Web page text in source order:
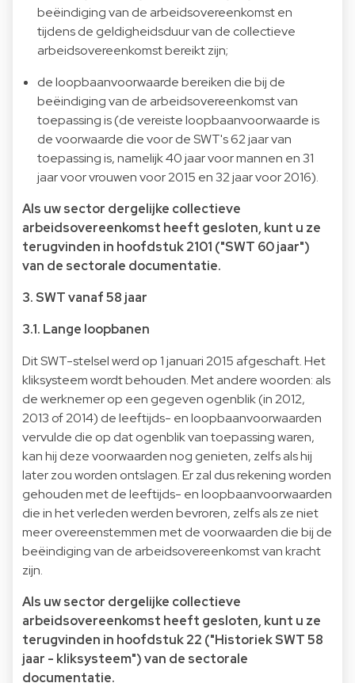
beëindiging van de arbeidsovereenkomst en
tijdens de geldigheidsduur van de collectieve
arbeidsovereenkomst bereikt zijn;
de loopbaanvoorwaarde bereiken die bij de
beëindiging van de arbeidsovereenkomst van
toepassing is (de vereiste loopbaanvoorwaarde is
de voorwaarde die voor de SWT's 62 jaar van
toepassing is, namelijk 40 jaar voor mannen en 31
jaar voor vrouwen voor 2015 en 32 jaar voor 2016).
Als uw sector dergelijke collectieve
arbeidsovereenkomst heeft gesloten, kunt u ze
terugvinden in hoofdstuk 2101 ("SWT 60 jaar")
van de sectorale documentatie.
3. SWT vanaf 58 jaar
3.1. Lange loopbanen
Dit SWT-stelsel werd op 1 januari 2015 afgeschaft. Het
kliksysteem wordt behouden. Met andere woorden: als
de werknemer op een gegeven ogenblik (in 2012,
2013 of 2014) de leeftijds- en loopbaanvoorwaarden
vervulde die op dat ogenblik van toepassing waren,
kan hij deze voorwaarden nog genieten, zelfs als hij
later zou worden ontslagen. Er zal dus rekening worden
gehouden met de leeftijds- en loopbaanvoorwaarden
die in het verleden werden bevroren, zelfs als ze niet
meer overeenstemmen met de voorwaarden die bij de
beëindiging van de arbeidsovereenkomst van kracht
zijn.
Als uw sector dergelijke collectieve
arbeidsovereenkomst heeft gesloten, kunt u ze
terugvinden in hoofdstuk 22 ("Historiek SWT 58
jaar - kliksysteem") van de sectorale
documentatie.